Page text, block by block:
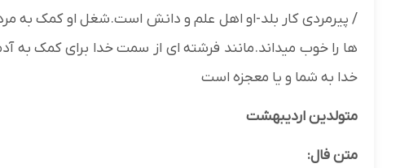
/ پیرمردی کار بلد-او اهل علم و دانش است.شغل او کمک
ها را خوب میداند.مانند فرشته ای از سمت خدا برای کمک به
خدا به شما و یا معجزه است
متولدین اردیبهشت
متن فال: